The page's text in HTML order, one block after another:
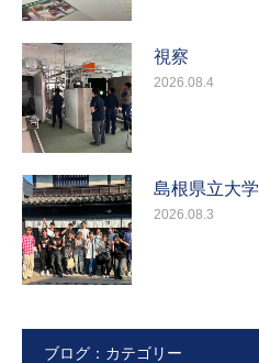
視察
2026.08.4
島根県立大学
2026.08.3
ブログ：カテゴリー